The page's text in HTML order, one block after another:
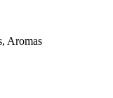
Aromas